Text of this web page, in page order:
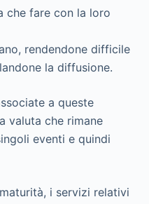
che fare con la loro
rendendone difficile
la diffusione.
a queste
valuta che rimane
eventi e quindi
i servizi relativi